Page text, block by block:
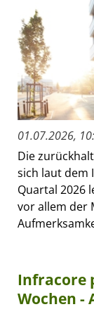
01.07.2026,
Die
sich laut dem
Quartal 2026
vor allem der
Infracore
Wochen -